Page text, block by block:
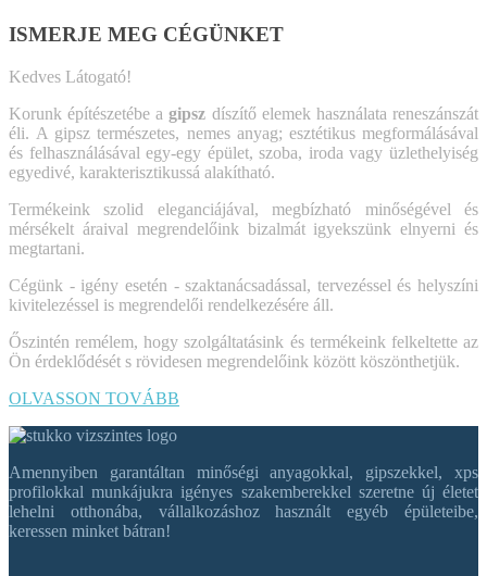
ISMERJE MEG CÉGÜNKET
Kedves Látogató!
Korunk építészetébe a gipsz díszítő elemek használata reneszánszát
éli. A gipsz természetes, nemes anyag; esztétikus megformálásával
és felhasználásával egy-egy épület,szoba, iroda vagy üzlethelyiség
egyedivé, karakterisztikussá alakítható.
Termékeink szolid eleganciájával, megbízható minőségével és
mérsékelt áraival megrendelőink bizalmát igyekszünk elnyerni és
megtartani.
Cégünk - igény esetén - szaktanácsadással, tervezéssel és helyszíni
kivitelezéssel is megrendelői rendelkezésére áll.
Őszintén remélem, hogy szolgáltatásink és termékeink felkeltette az
Ön érdeklődését s rövidesen megrendelőink között köszönthetjük.
OLVASSON TOVÁBB
Amennyiben garantáltan minőségi anyagokkal, gipszekkel, xps
profilokkal munkájukra igényes szakemberekkel szeretne új életet
lehelni otthonába, vállalkozáshoz használt egyéb épületeibe,
keressen minket bátran!